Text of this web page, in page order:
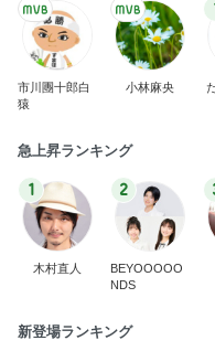
市川團十郎白
猿
小林麻央
急上昇ランキング
1
木村直人
2
BEYOOOOO
NDS
新登場ランキング